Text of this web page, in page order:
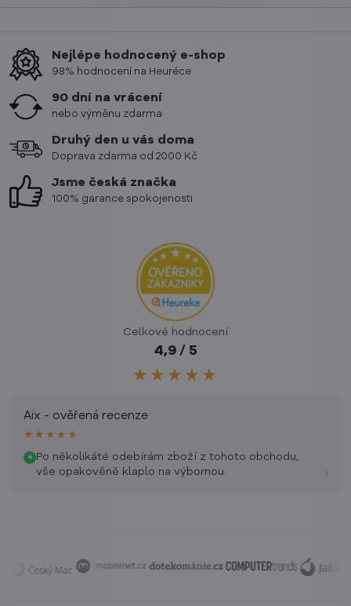
Nejlépe hodnocený e-shop
98% hodnocení na Heuréce
90 dní na vrácení
nebo výměnu zdarma
Druhý den u vás doma
Doprava zdarma od 2000 Kč
Jsme česká značka
100% garance spokojenosti
Celkové hodnocení
4,9 / 5
★★★★★
Aix - ověřená recenze
★★★★★
+
Po několikáté odebírám zboží z tohoto obchodu,
vše opakověně klaplo na výbornou.
›